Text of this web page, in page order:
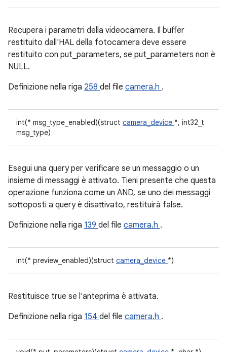
Recupera i parametri della videocamera. Il buffer
restituito dall'HAL della fotocamera deve essere
restituito con put_parameters, se put_parameters non è
NULL.
Definizione nella riga 258 del file camera.h .
int(* msg_type_enabled)(struct camera_device *, int32_t
msg_type)
Esegui una query per verificare se un messaggio o un
insieme di messaggi è attivato. Tieni presente che questa
operazione funziona come un AND, se uno dei messaggi
sottoposti a query è disattivato, restituirà false.
Definizione nella riga 139 del file camera.h .
int(* preview_enabled)(struct camera_device *)
Restituisce true se l'anteprima è attivata.
Definizione nella riga 154 del file camera.h .